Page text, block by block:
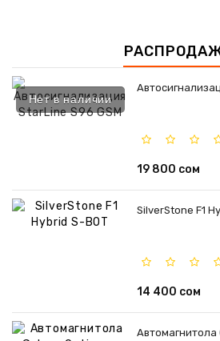
Нет в наличии
19 800 сом
SilverStone F1
14 400 сом
Автомагнитола